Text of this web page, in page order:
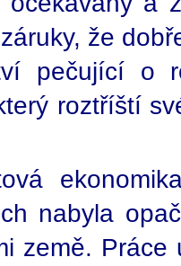
že
pečující o
roztříští
nabyla
země.